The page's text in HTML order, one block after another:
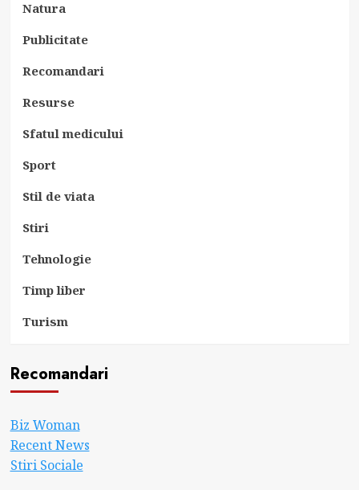
Natura
Publicitate
Recomandari
Resurse
Sfatul medicului
Sport
Stil de viata
Stiri
Tehnologie
Timp liber
Turism
Recomandari
Biz Woman
Recent News
Stiri Sociale